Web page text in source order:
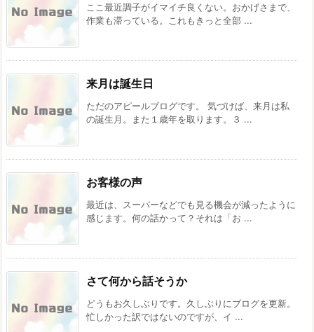
ここ最近調子がイマイチ良くない。おかげさまで、
作業も滞っている。これもきっと全部 ...
来月は誕生日
ただのアピールブログです。 気づけば、来月は私
の誕生月。また１歳年を取ります。３ ...
お客様の声
最近は、スーパーなどでも見る機会が減ったように
感じます。何の話かって？それは「お ...
さて何から話そうか
どうもお久しぶりです。久しぶりにブログを更新。
忙しかった訳ではないのですが、イ ...